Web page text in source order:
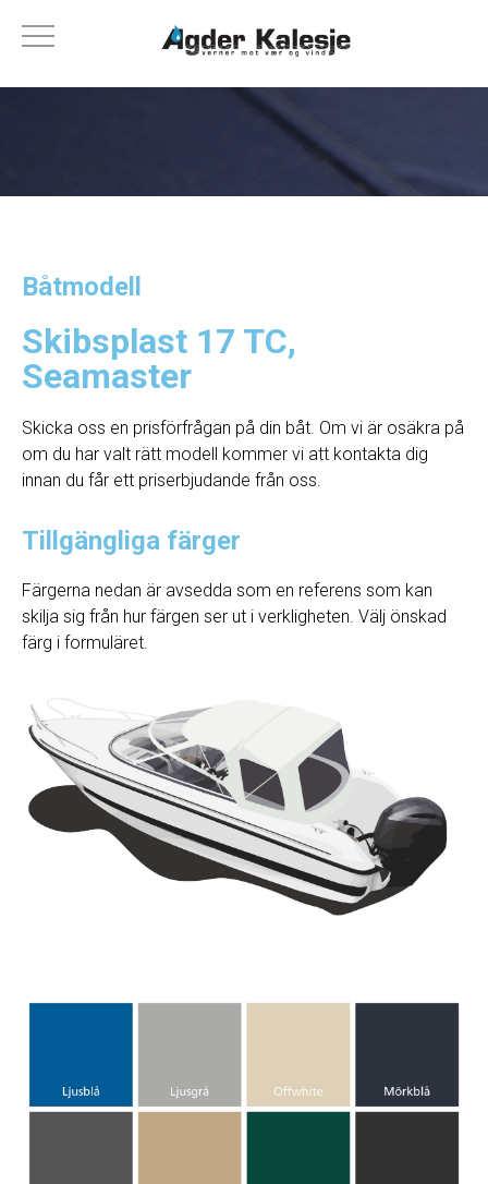
Båtmodell
Skibsplast 17 TC,
Seamaster
Skicka oss en prisförfrågan på din båt. Om vi ​​är osäkra på
om du har valt rätt modell kommer vi att kontakta dig
innan du får ett priserbjudande från oss.
Tillgängliga färger
Färgerna nedan är avsedda som en referens som kan
skilja sig från hur färgen ser ut i verkligheten. Välj önskad
färg i formuläret.